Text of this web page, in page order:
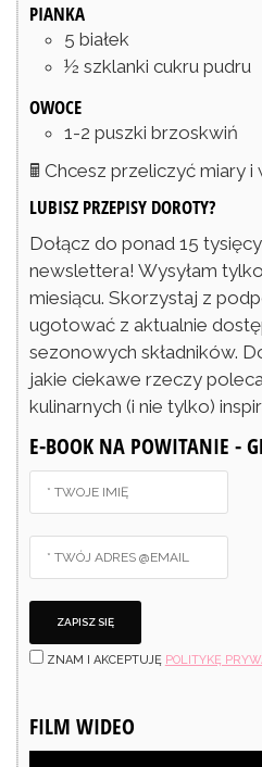
PIANKA
5 białek
½ szklanki cukru pudru
OWOCE
1-2 puszki brzoskwiń
🖩 Chcesz przeliczyć miary i
LUBISZ PRZEPISY DOROTY?
Dołącz do ponad 15 tysięcy osób zapisanych do
newslettera! Wysyłam
miesiącu. Skorzystaj z
ugotować z aktualnie
sezonowych składników.
jakie ciekawe rzeczy
kulinarnych (i nie tylko)
E-BOOK NA POWITANIE -
ZNAM I AKCEPTUJĘ POLITYKĘ
FILM WIDEO